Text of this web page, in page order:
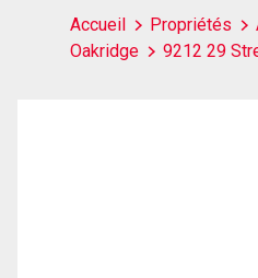
Accueil Propriétés
Oakridge
9212 29